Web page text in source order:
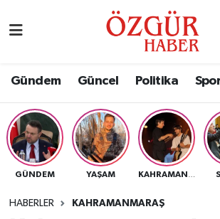
Gündem Güncel Politika
GÜNDEM YAŞAM
HABERLER KAHRAMANMARAŞ
Eğitim
Ekonomi
Güncel
Nöbetçi Eczaneler
Namaz Vakitleri
Trafik Durumu
Süper Lig Puan Durumu ve Fikstür